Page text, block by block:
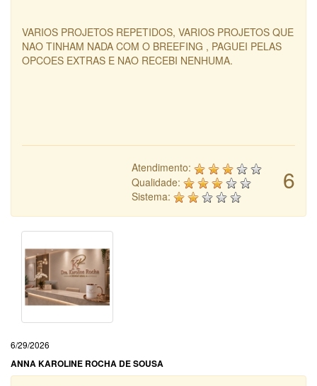
VARIOS PROJETOS REPETIDOS, VARIOS PROJETOS QUE
NAO TINHAM NADA COM O BREEFING , PAGUEI PELAS
OPCOES EXTRAS E NAO RECEBI NENHUMA.
6
Atendimento:
Qualidade:
Sistema:
6/29/2026
ANNA KAROLINE ROCHA DE SOUSA